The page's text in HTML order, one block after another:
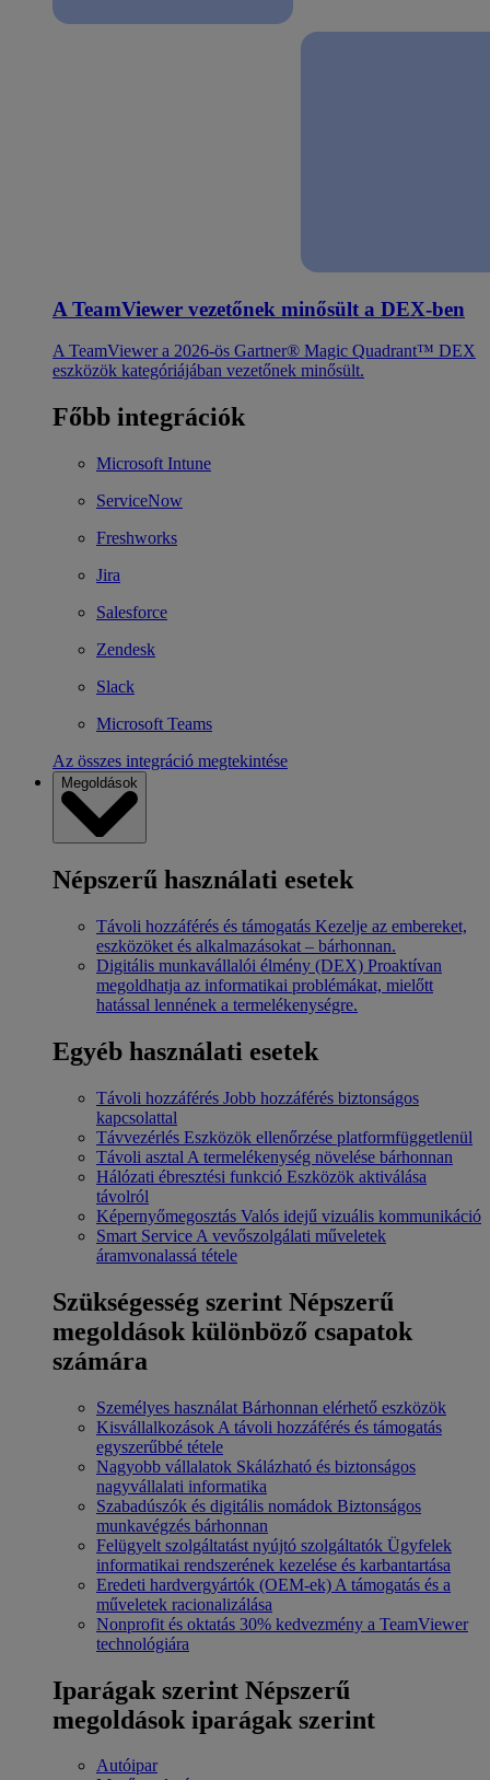
A TeamViewer vezetőnek minősült a DEX-ben
A TeamViewer a 2026-ös Gartner® Magic Quadrant™ DEX
eszközök kategóriájában vezetőnek minősült.
Főbb integrációk
Microsoft Intune
ServiceNow
Freshworks
Jira
Salesforce
Zendesk
Slack
Microsoft Teams
Az összes integráció megtekintése
Megoldások
Népszerű használati esetek
Távoli hozzáférés és támogatás Kezelje az embereket,
eszközöket és alkalmazásokat – bárhonnan.
Digitális munkavállalói élmény (DEX) Proaktívan
megoldhatja az informatikai problémákat, mielőtt
hatással lennének a termelékenységre.
Egyéb használati esetek
Távoli hozzáférés Jobb hozzáférés biztonságos
kapcsolattal
Távvezérlés Eszközök ellenőrzése platformfüggetlenül
Távoli asztal A termelékenység növelése bárhonnan
Hálózati ébresztési funkció Eszközök aktiválása
távolról
Képernyőmegosztás Valós idejű vizuális kommunikáció
Smart Service A vevőszolgálati műveletek
áramvonalassá tétele
Szükségesség szerint Népszerű
megoldások különböző csapatok
számára
Személyes használat Bárhonnan elérhető eszközök
Kisvállalkozások A távoli hozzáférés és támogatás
egyszerűbbé tétele
Nagyobb vállalatok Skálázható és biztonságos
nagyvállalati informatika
Szabadúszók és digitális nomádok Biztonságos
munkavégzés bárhonnan
Felügyelt szolgáltatást nyújtó szolgáltatók Ügyfelek
informatikai rendszerének kezelése és karbantartása
Eredeti hardvergyártók (OEM-ek) A támogatás és a
műveletek racionalizálása
Nonprofit és oktatás 30% kedvezmény a TeamViewer
technológiára
Iparágak szerint Népszerű
megoldások iparágak szerint
Autóipar